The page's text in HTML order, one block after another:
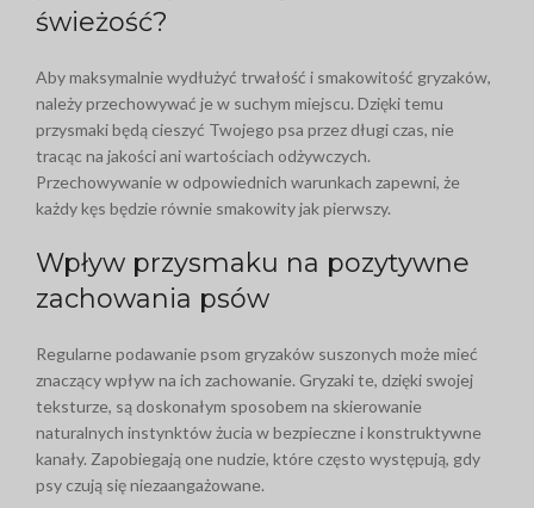
świeżość?
Aby maksymalnie wydłużyć trwałość i smakowitość gryzaków,
należy przechowywać je w suchym miejscu. Dzięki temu
przysmaki będą cieszyć Twojego psa przez długi czas, nie
tracąc na jakości ani wartościach odżywczych.
Przechowywanie w odpowiednich warunkach zapewni, że
każdy kęs będzie równie smakowity jak pierwszy.
Wpływ przysmaku na pozytywne
zachowania psów
Regularne podawanie psom gryzaków suszonych może mieć
znaczący wpływ na ich zachowanie. Gryzaki te, dzięki swojej
teksturze, są doskonałym sposobem na skierowanie
naturalnych instynktów żucia w bezpieczne i konstruktywne
kanały. Zapobiegają one nudzie, które często występują, gdy
psy czują się niezaangażowane.